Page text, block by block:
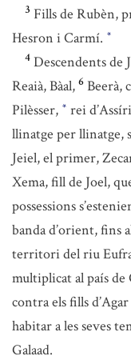
3 Fills de Rubèn,
Hesron i Carmí. *
4 Descendents de
Reaià, Bàal, 6 Beerà,
Pilèsser, * rei
llinatge per llinatge,
Jeiel, el primer,
Xema, fill de Joel,
possessions
banda d’orient, fins
territori del riu
multiplicat al país de
contra els fills d’Agar
habitar a les seves
Galaad.